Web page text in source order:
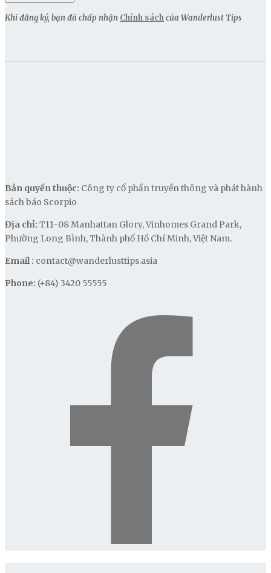
Khi đăng ký, bạn đã chấp nhận Chính sáchcủa Wanderlust Tips
Bản quyền thuộc: Công ty cổ phần truyền thông và phát hành
sách báo Scorpio
Địa chỉ: T11-08 Manhattan Glory, Vinhomes Grand Park,
Phường Long Bình, Thành phố Hồ Chí Minh, Việt Nam.
Email : contact@wanderlusttips.asia
Phone: (+84) 3420 55555